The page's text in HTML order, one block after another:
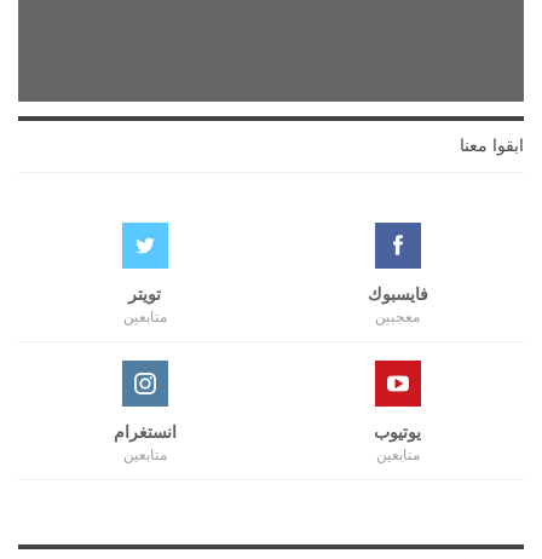
ابقوا معنا
فايسبوك
معجبين
تويتر
متابعين
يوتيوب
متابعين
انستغرام
متابعين